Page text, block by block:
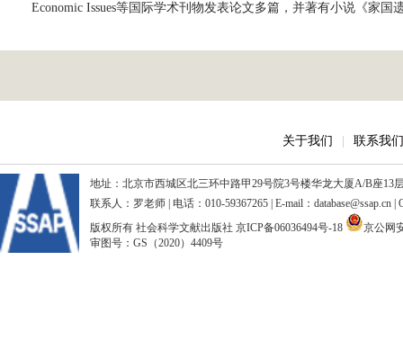
Economic Issues等国际学术刊物发表论文多篇，并著有小说《家国
关于我们 联系我们
地址：北京市西城区北三环中路甲29号院3号楼华龙大厦A/B座13
联系人：罗老师 | 电话：010-59367265 | E-mail：database@ssap.cn
版权所有 社会科学文献出版社 京ICP备06036494号-18
京公网
审图号：GS（2020）4409号